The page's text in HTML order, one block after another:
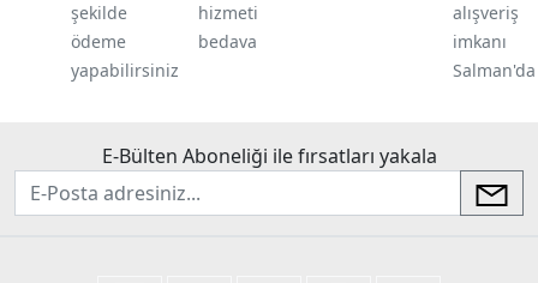
şekilde
ödeme
yapabilirsiniz
hizmeti
bedava
alışveriş
imkanı
Salman'da
E-Bülten Aboneliği ile fırsatları yakala
newsletter